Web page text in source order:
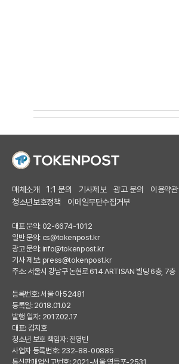
매체소개 1:1 문의 기사제보 광고 문의 이용약관
청소년보호정책
이메일무단수집거부
대표 문의: 02-6674-1012
일반 문의: cs@tokenpost.kr
광고 문의: info@tokenpost.kr
기사 제보: press@tokenpost.kr
주소: 서울시 강남구 논현로 614 ARTISAN 빌딩 6층, 7층
등록번호: 서울 아 52481
등록일: 2018.01.02
발행 일자: 2017.02.17
대표: 김지호
청소년 보호 책임자: 전영빈
사업자 등록번호: 232-88-00885
통신판매업신고번호: 2021-서울 영등포-2531